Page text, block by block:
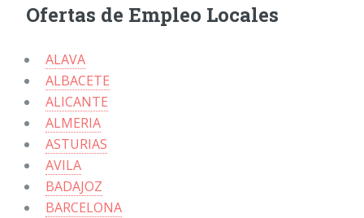
Ofertas de Empleo Locales
ALAVA
ALBACETE
ALICANTE
ALMERIA
ASTURIAS
AVILA
BADAJOZ
BARCELONA